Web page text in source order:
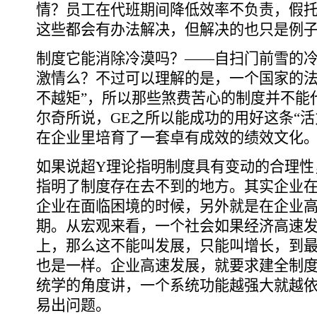
情？员工在代班期间降低效率不负责，假
这些都会有办法解决，但解决的也只是例
制度它能消除冷漠吗？――自扫门前雪的
激情么？不过可以理解的是，一个国家的
不越矩”，所以那些煞费苦心的制度并不
尔奇所说，GE之所以能成功的用好这条“
在企业里培育了一套卓有成效的绩效文化
如果说超Y理论指明制度具有变动的合理
指明了制度存在去不到的地方。其实企业
企业在面临困境的时候，另外就是在企业
期。从宏观来看，一个社会如果经济高速
上，那么这不能叫发展，只能叫增长，到
也是一样。企业高速发展，就要求建全制
统学的角度讲，一个系统功能越强大就越
易出问题。